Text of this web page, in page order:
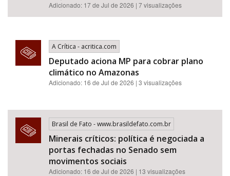
Adicionado: 17 de Jul de 2026 | 7 visualizações
A Crítica - acritica.com
Deputado aciona MP para cobrar plano
climático no Amazonas
Adicionado: 16 de Jul de 2026 | 3 visualizações
Brasil de Fato - www.brasildefato.com.br
Minerais críticos: política é negociada a
portas fechadas no Senado sem
movimentos sociais
Adicionado: 16 de Jul de 2026 | 13 visualizações